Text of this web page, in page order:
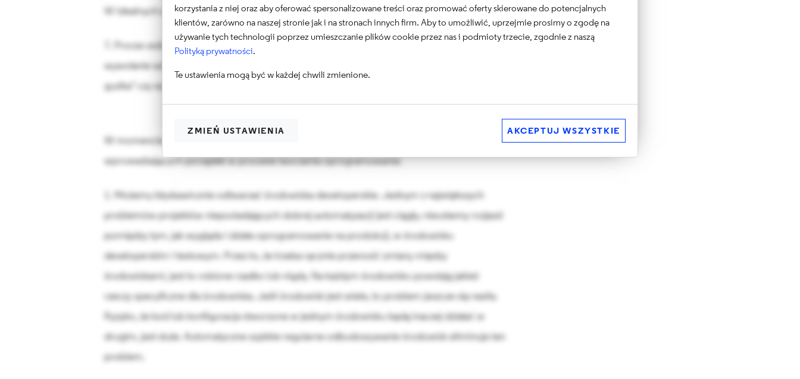
W idealnych warunkach będzie to wierna kopia środowiska produkcyjnego.
7. Proces wdrażania oprogramowania na produkcję jest zautomatyzowany. Najlepiej, jeśli
wywołanie wdrożenia nowych zmian na produkcję odbywa się poprzez "naciśnięcie jednego
guzika" czy wywołanie jednego skryptu.
W momencie, gdy osiągniemy powyższe punkty, już uzyskujemy bardzo wiele korzyści
wprowadzających porządek w procesie tworzenia oprogramowania:
1. Możemy błyskawicznie odtwarzać środowiska developerskie. Jednym z największych
problemów projektów nieposiadających dobrej automatyzacji jest ciągły, nieustanny rozjazd
pomiędzy tym, jak wygląda i działa oprogramowanie na produkcji, w środowisku
developerskim i testowym. Przez to, że trzeba ręcznie przenosić zmiany między
środowiskami, jest to robione rzadko lub nigdy. Na każdym środowisku powstają jakieś
rzeczy specyficzne dla środowiska. Jeśli środowisk jest wiele, to problem jeszcze się nasila.
Ryzyko, że kod lub konfiguracja stworzone w jednym środowisku będą inaczej działać w
drugim, jest duże. Automatyczne szybkie regularne odbudowywanie środowisk eliminuje ten
problem.
korzystania z niej oraz aby oferować spersonalizowane treści oraz promować oferty skierowane do potencjalnych
klientów, zarówno na naszej stronie jak i na stronach innych firm. Aby to umożliwić, uprzejmie prosimy o zgodę na
używanie tych technologii poprzez umieszczanie plików cookie przez nas i podmioty trzecie, zgodnie z naszą
Polityką prywatności.
Te ustawienia mogą być w każdej chwili zmienione.
ZMIEŃ USTAWIENIA AKCEPTUJ WSZYSTKIE